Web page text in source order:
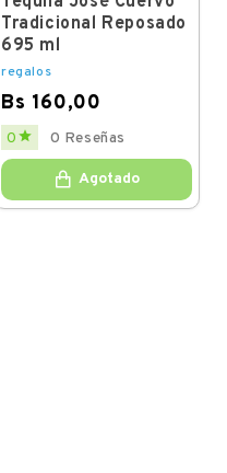
Tradicional Reposado
695 ml
regalos
Bs 160,00
Price
0  0 Reseñas
Agotado